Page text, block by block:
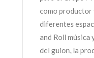
como productor
diferentes
and Roll música
del guion, la